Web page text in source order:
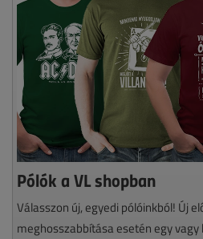
Pólók a VL shopban
Válasszon új, egyedi pólóinkból! Új
meghosszabbítása esetén egy